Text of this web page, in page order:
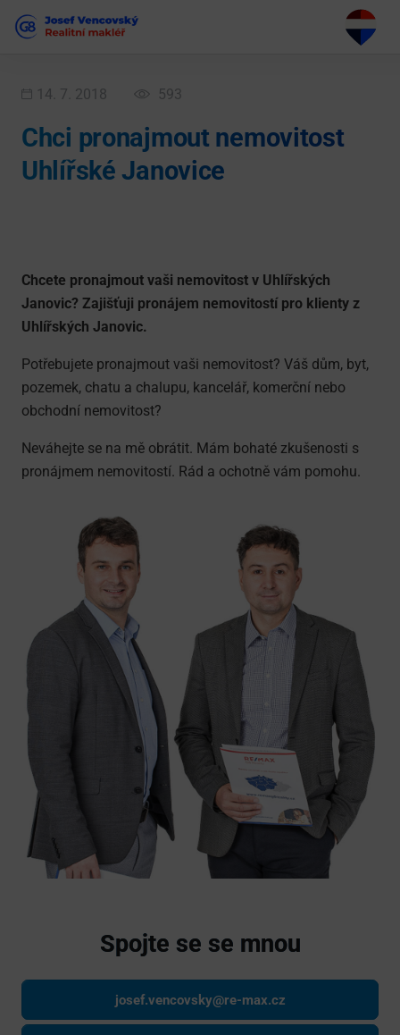
14. 7. 2018 593
Chci pronajmout nemovitost
Uhlířské Janovice
Chcete pronajmout vaši nemovitost v Uhlířských
Janovic? Zajišťuji pronájem nemovitostí pro klienty z
Uhlířských Janovic.
Potřebujete pronajmout vaši nemovitost? Váš dům, byt,
pozemek, chatu a chalupu, kancelář, komerční nebo
obchodní nemovitost?
Neváhejte se na mě obrátit. Mám bohaté zkušenosti s
pronájmem nemovitostí. Rád a ochotně vám pomohu.
Spojte se se mnou
josef.vencovsky@re-max.cz